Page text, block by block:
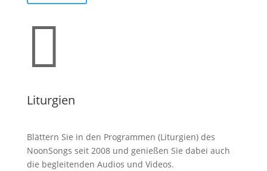

Liturgien
Blättern Sie in den Programmen (Liturgien) des
NoonSongs seit 2008 und genießen Sie dabei auch
die begleitenden Audios und Videos.